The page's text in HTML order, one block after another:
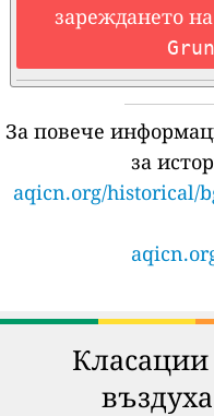
зареждането
За повече
за
aqicn.org/historical/
Класации